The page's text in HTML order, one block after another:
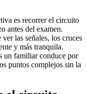
es recorrer el circuito
antes del examen.
las señales, los cruces
y más tranquila.
un familiar conduce por
puntos complejos sin la